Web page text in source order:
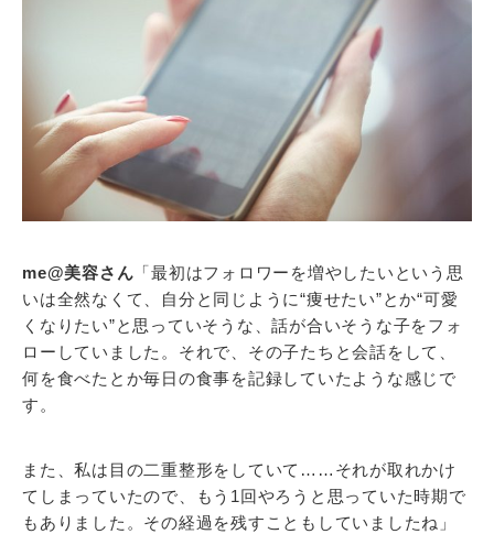
me@美容さん 「最初はフォロワーを増やしたいという思
いは全然なくて、自分と同じように“痩せたい”とか“可愛
くなりたい”と思っていそうな、話が合いそうな子をフォ
ローしていました。それで、その子たちと会話をして、
何を食べたとか毎日の食事を記録していたような感じで
す。
また、私は目の二重整形をしていて……それが取れかけ
てしまっていたので、もう1回やろうと思っていた時期で
もありました。その経過を残すこともしていましたね」